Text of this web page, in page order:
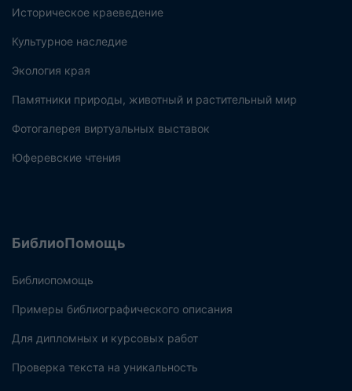
Историческое краеведение
Культурное наследие
Экология края
Памятники природы, животный и растительный мир
Фотогалерея виртуальных выставок
Юферевские чтения
БиблиоПомощь
Библиопомощь
Примеры библиографического описания
Для дипломных и курсовых работ
Проверка текста на уникальность